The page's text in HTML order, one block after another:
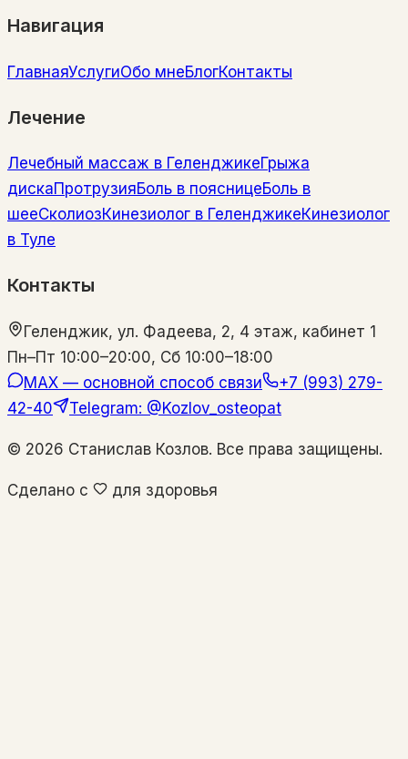
Навигация
ГлавнаяУслугиОбо мнеБлогКонтакты
Лечение
Лечебный массаж в ГеленджикеГрыжа
дискаПротрузияБоль в поясницеБоль в
шееСколиозКинезиолог в ГеленджикеКинезиолог
в Туле
Контакты
Геленджик, ул. Фадеева, 2, 4 этаж, кабинет 1
Пн–Пт 10:00–20:00, Сб 10:00–18:00
MAX — основной способ связи
+7 (993) 279-
42-40
Telegram: @Kozlov_osteopat
© 2026 Станислав Козлов. Все права защищены.
Сделано с для здоровья